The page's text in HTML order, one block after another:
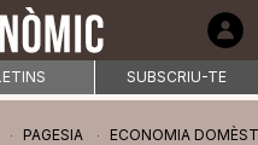
SUBSCRIU-TE
PAGESIA ECONOMIA